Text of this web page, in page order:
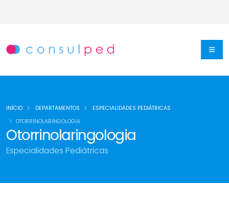
Otorrinolaringologia
Especialidades Pediátricas
INÍCIO DEPARTAMENTOS
ESPECIALIDADES PEDIÁTRICAS
OTORRINOLARINGOLOGIA